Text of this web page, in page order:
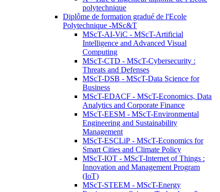
polytechnique
Diplôme de formation gradué de l'Ecole
Polytechnique -MSc&T
MScT-AI-ViC - MScT-Artificial
Intelligence and Advanced Visual
Computing
MScT-CTD - MScT-Cybersecurity :
Threats and Defenses
MScT-DSB - MScT-Data Science for
Business
MScT-EDACF - MScT-Economics, Data
Analytics and Corporate Finance
MScT-EESM - MScT-Environmental
Engineering and Sustainability
Management
MScT-ESCLiP - MScT-Economics for
Smart Cities and Climate Policy
MScT-IOT - MScT-Internet of Things :
Innovation and Management Program
(IoT)
MScT-STEEM - MScT-Energy